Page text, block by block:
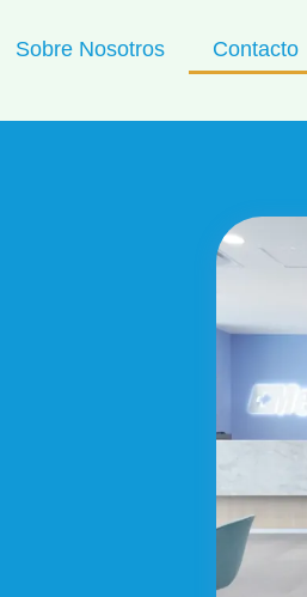
Sobre Nosotros Contacto